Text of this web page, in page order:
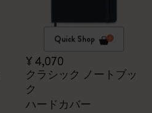
Quick Shop
¥ 4,070
クラシック ノートブッ
ク
ハードカバー